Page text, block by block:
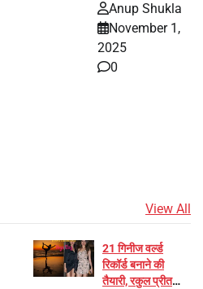
Anup Shukla
November 1,
2025
0
View All
21 गिनीज वर्ल्ड
रिकॉर्ड बनाने की
तैयारी, रकुल प्रीत